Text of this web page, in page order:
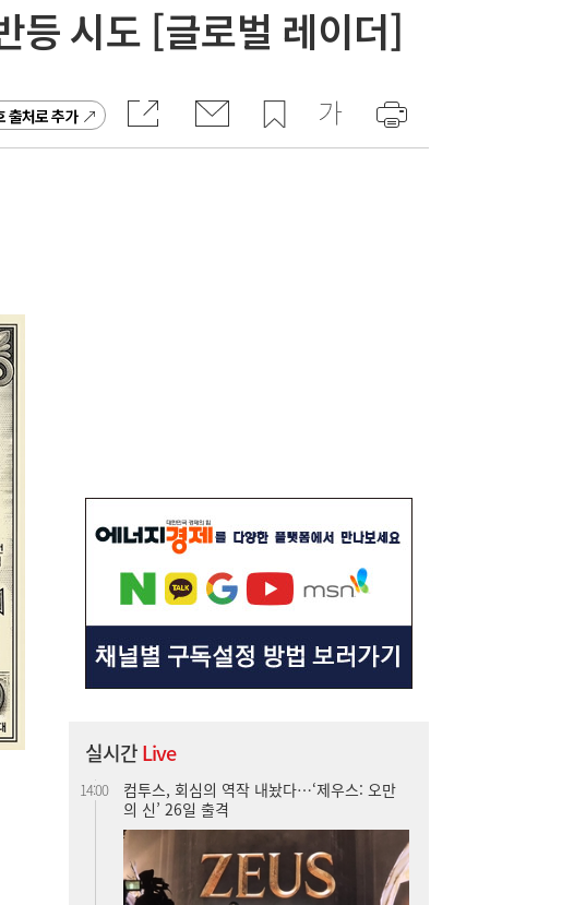
등 시도 [글로벌 레이더]
출처로 추가
실시간Live
18:26
[속보] 김민석, 민주당 전당대회 강원·TK 합
17:03
하반기 은행권 기관영업 승부처 열렸다…인
천시금고 수성전에 ‘이목’
컴투스, 회심의 역작 내놨다…‘제우스: 오만
의 신’ 26일 출격
“날아라 필랑트여”…세단을 닮은 하이브리드
SUV의 정답